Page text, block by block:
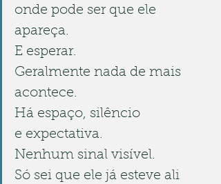
onde pode ser que ele
apareça.
E esperar.
Geralmente nada de mais
acontece.
Há espaço, silêncio
e expectativa.
Nenhum sinal visível.
Só sei que ele já esteve ali